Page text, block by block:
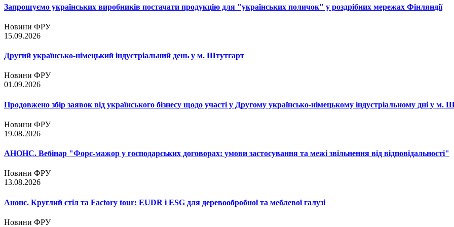
Запрошуємо українських виробників постачати продукцію для "українських поличок" у роздрібних мережах Фінляндії
Новини ФРУ
15.09.2026
Другий українсько-німецький індустріальний день у м. Штутгарт
Новини ФРУ
01.09.2026
Продовжено збір заявок від українського бізнесу щодо участі у Другому українсько-німецькому індустріальному дні у м.
Новини ФРУ
19.08.2026
АНОНС. Вебінар "Форс-мажор у господарських договорах: умови застосування та межі звільнення від відповідальності"
Новини ФРУ
13.08.2026
Анонс. Круглий стіл та Factory tour: EUDR і ESG для деревообробної та меблевої галузі
Новини ФРУ